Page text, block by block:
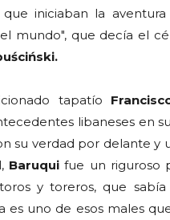
que iniciaban la
mundo", que decía el
tapatío
libaneses en
su verdad por delante y
Baruqui fue un riguroso
y toreros, que
es uno de esos males